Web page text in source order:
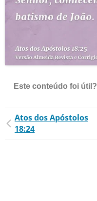
Este conteúdo foi útil?
Atos dos Apóstolos
18:24